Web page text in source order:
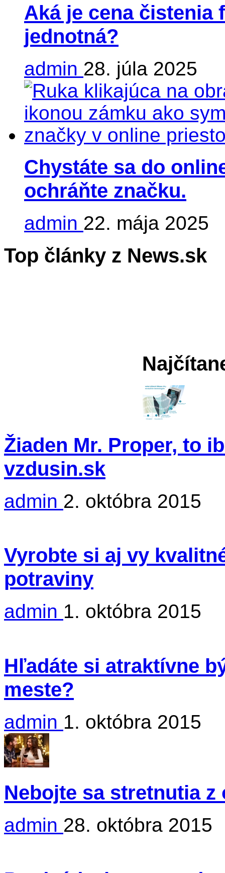
Aká je cena čistenia
jednotná?
admin 28. júla 2025
Chystáte sa do
ochráňte značku.
admin 22. mája 2025
Top články z News.sk
Žiaden Mr. Proper, to
vzdusin.sk
admin 2. októbra 2015
Vyrobte si aj vy
potraviny
admin 1. októbra 2015
Hľadáte si atraktívne
meste?
admin 1. októbra 2015
Nebojte sa stretnutia z
admin 28. októbra 2015